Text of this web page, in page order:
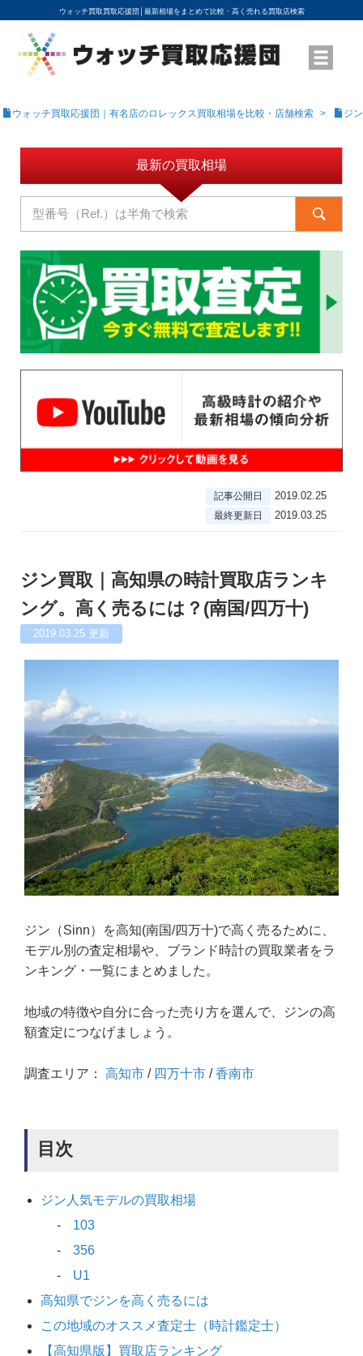
ウォッチ買取買取応援団│ 最新相場をまとめて比較・高く売れる買取店検索
YouTubeで動画を公開中
ROLEXモデル名から買取相場を調べる
高級時計ブランド名から買取相場を調べる
地域から買取店を探す
店舗名から買取店を探す
ブランド時計を高く売る方法
買取査定を依頼する
ウォッチ買取応援団｜有名店のロレックス買取相場を比較・店舗検索 ジ
最新の買取相場
記事公開日 2019.02.25
最終更新日 2019.03.25
ジン買取｜高知県の時計買取店ランキ
ング。高く売るには？(南国/四万十)
2019.03.25 更新
ジン（Sinn）を高知(南国/四万十)で高く売るために、
モデル別の査定相場や、ブランド時計の買取業者をラ
ンキング・一覧にまとめました。
地域の特徴や自分に合った売り方を選んで、ジンの高
額査定につなげましょう。
調査エリア： 高知市 / 四万十市 /香南市
目次
ジン人気モデルの買取相場
103
356
U1
高知県でジンを高く売るには
この地域のオススメ査定士（時計鑑定士）
【高知県版】買取店ランキング